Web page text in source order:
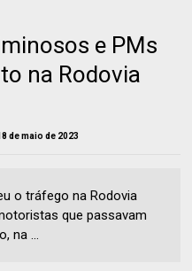
e PMs
na Rodovia
de maio de 2023
o tráfego na Rodovia
que passavam
na ...